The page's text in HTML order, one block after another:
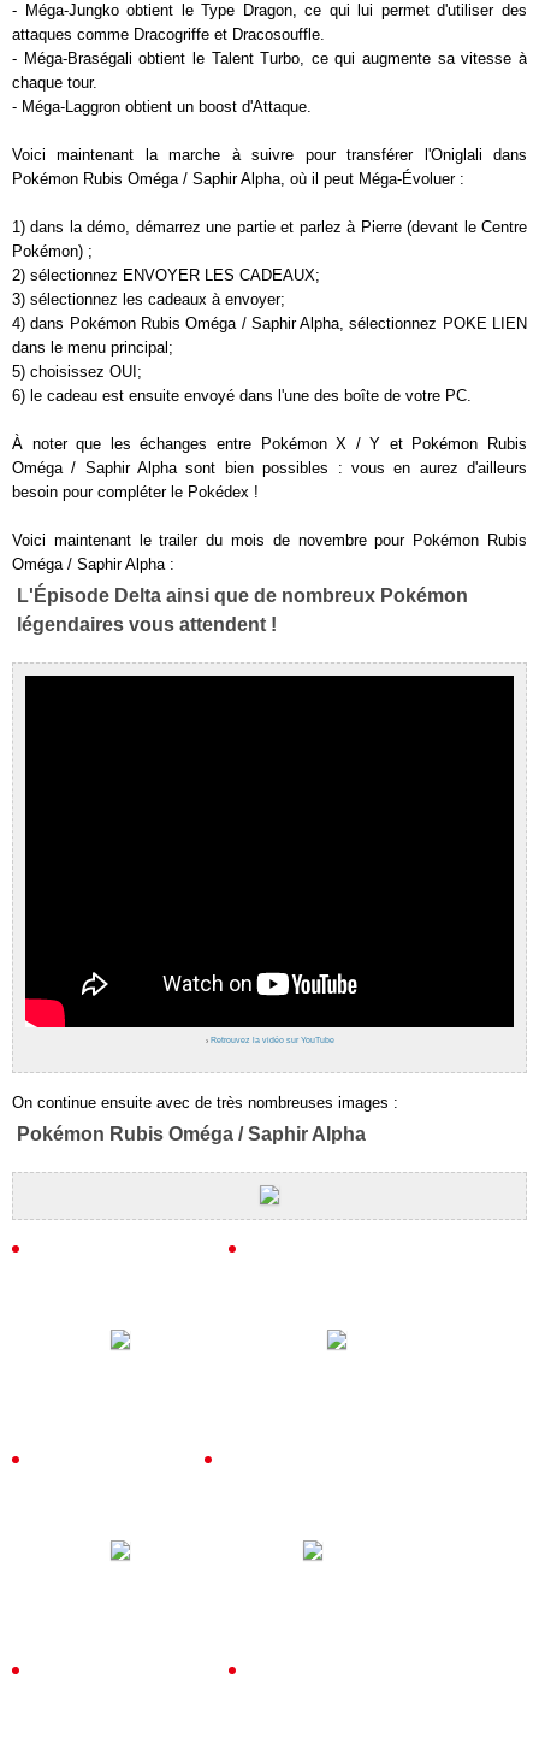
- Méga-Jungko obtient le Type Dragon, ce qui lui permet d'utiliser des
attaques comme Dracogriffe et Dracosouffle.
- Méga-Braségali obtient le Talent Turbo, ce qui augmente sa vitesse à
chaque tour.
- Méga-Laggron obtient un boost d'Attaque.
Voici maintenant la marche à suivre pour transférer l'Oniglali dans
Pokémon Rubis Oméga / Saphir Alpha, où il peut Méga-Évoluer :
1) dans la démo, démarrez une partie et parlez à Pierre (devant le Centre
Pokémon) ;
2) sélectionnez ENVOYER LES CADEAUX;
3) sélectionnez les cadeaux à envoyer;
4) dans Pokémon Rubis Oméga / Saphir Alpha, sélectionnez POKE LIEN
dans le menu principal;
5) choisissez OUI;
6) le cadeau est ensuite envoyé dans l'une des boîte de votre PC.
À noter que les échanges entre Pokémon X / Y et Pokémon Rubis
Oméga / Saphir Alpha sont bien possibles : vous en aurez d'ailleurs
besoin pour compléter le Pokédex !
Voici maintenant le trailer du mois de novembre pour Pokémon Rubis
Oméga / Saphir Alpha :
L'Épisode Delta ainsi que de nombreux Pokémon
légendaires vous attendent !
› Retrouvez la vidéo sur YouTube
On continue ensuite avec de très nombreuses images :
Pokémon Rubis Oméga / Saphir Alpha